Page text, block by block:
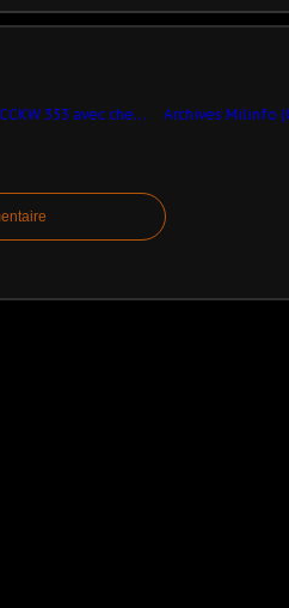
Archives Milinfo (07/15) : GMC CCKW 353 avec chenilles (Tamiya et Blackdog - par Florent)